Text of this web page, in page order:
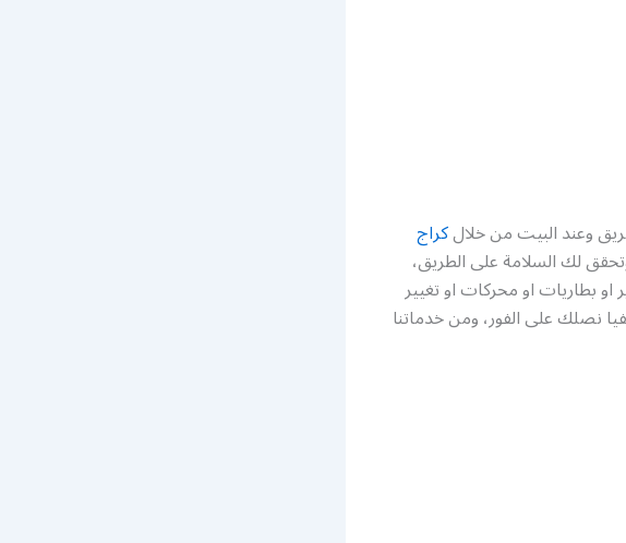
وعند البيت من خلالكراج
لك السلامة على الطريق،
او بطاريات او محركات او تغيير
نصلك على الفور، ومن خدماتنا